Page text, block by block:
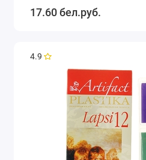
17.60 бел.руб.
4.9